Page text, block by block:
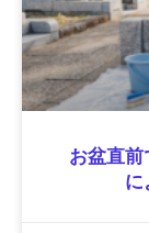
お盆直
に